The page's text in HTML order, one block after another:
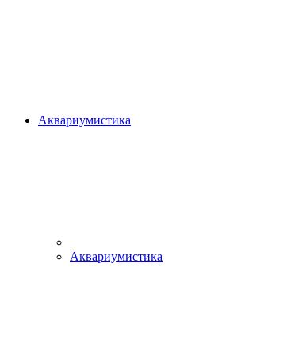
Аквариумистика
Аквариумистика